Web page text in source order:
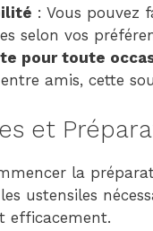
: Vous pouvez
selon vos
pour toute
amis, cette
et
la
ustensiles
efficacement.